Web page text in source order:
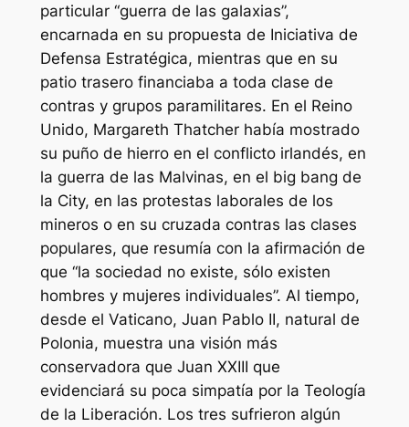
particular “guerra de las galaxias”,
encarnada en su propuesta de Iniciativa de
Defensa Estratégica, mientras que en su
patio trasero financiaba a toda clase de
contras y grupos paramilitares. En el Reino
Unido, Margareth Thatcher había mostrado
su puño de hierro en el conflicto irlandés, en
la guerra de las Malvinas, en el big bang de
la City, en las protestas laborales de los
mineros o en su cruzada contras las clases
populares, que resumía con la afirmación de
que “la sociedad no existe, sólo existen
hombres y mujeres individuales”. Al tiempo,
desde el Vaticano, Juan Pablo II, natural de
Polonia, muestra una visión más
conservadora que Juan XXIII que
evidenciará su poca simpatía por la Teología
de la Liberación. Los tres sufrieron algún